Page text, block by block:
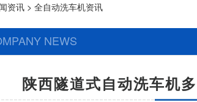
资讯 > 全自动洗车机资讯
NEWS
陕西隧道式自动洗车机